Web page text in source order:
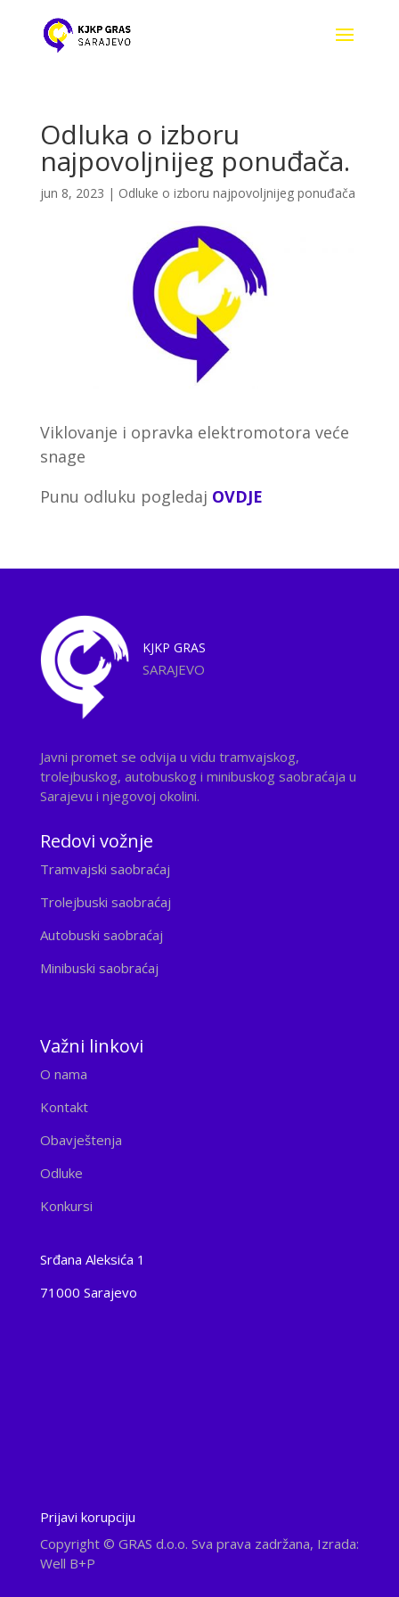
Odluka o izboru
najpovoljnijeg ponuđača.
jun 8, 2023 | Odluke o izboru najpovoljnijeg ponuđača
Viklovanje i opravka elektromotora veće
snage
Punu odluku pogledaj OVDJE
KJKP GRAS
SARAJEVO
Javni promet se odvija u vidu tramvajskog,
trolejbuskog, autobuskog i minibuskog saobraćaja u
Sarajevu i njegovoj okolini.
Redovi vožnje
Tramvajski saobraćaj
Trolejbuski saobraćaj
Autobuski saobraćaj
Minibuski saobraćaj
Važni linkovi
O nama
Kontakt
Obavještenja
Odluke
Konkursi
Srđana Aleksića 1
71000 Sarajevo
Prijavi korupciju
Copyright © GRAS d.o.o. Sva prava zadržana, Izrada:
Well B+P